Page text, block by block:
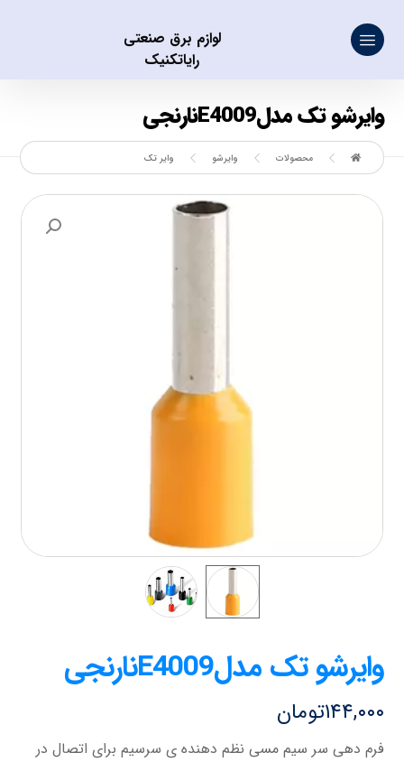
لوازم برق صنعتی
رایاتکنیک
وایرشو تک مدلE4009نارنجی
محصولات وایرشو وایر تک
وایرشو تک مدلE4009نارنجی
۱۴۴,۰۰۰تومان
فرم دهی سر سیم مسی نظم دهنده ی سرسیم برای اتصال در